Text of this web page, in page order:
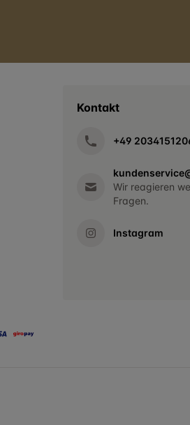
Kontakt
+49
Wir reagieren
Fragen.
Instagram